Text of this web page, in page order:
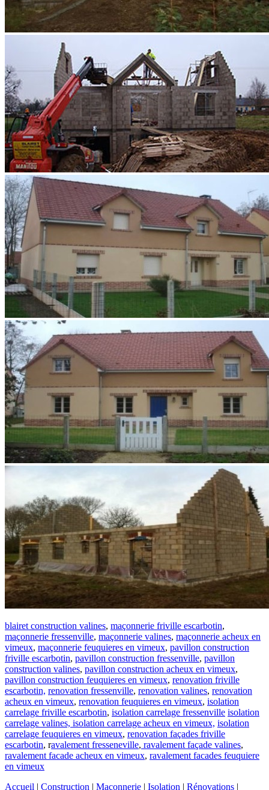
blairet construction valines, maçonnerie friville escarbotin,
maçonnerie fressenville, maçonnerie valines, maçonnerie acheux en
vimeux, maçonnerie feuquieres en vimeux, pavillon construction
friville escarbotin, pavillon construction fressenville, pavillon
construction valines, pavillon construction acheux en vimeux,
pavillon construction feuquieres en vimeux, renovation friville
escarbotin, renovation fressenville, renovation valines, renovation
acheux en vimeux, renovation feuquieres en vimeux, isolation
carrelage friville escarbotin, isolation carrelage fressenville isolation
carrelage valines, isolation carrelage acheux en vimeux, isolation
carrelage feuquieres en vimeux, renovation façades friville
escarbotin, ravalement fresseneville, ravalement façade valines,
ravalement facade acheux en vimeux, ravalement facades feuquiere
en vimeux
Accueil | Construction | Maçonnerie | Isolation | Rénovations |